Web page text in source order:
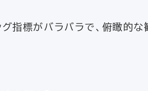
指標がバラバラで、俯瞰的